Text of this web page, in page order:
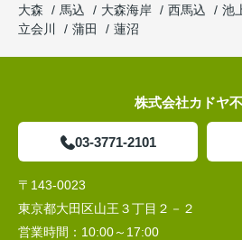
大森
馬込 大森海岸 西馬込 池
立会川
蒲田 蓮沼
株式会社カドヤ
03-3771-2101
〒143-0023
東京都大田区山王３丁目２－２
営業時間： 10:00～17:00